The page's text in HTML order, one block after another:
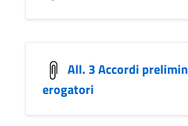
All. 3 Accordi
erogatori